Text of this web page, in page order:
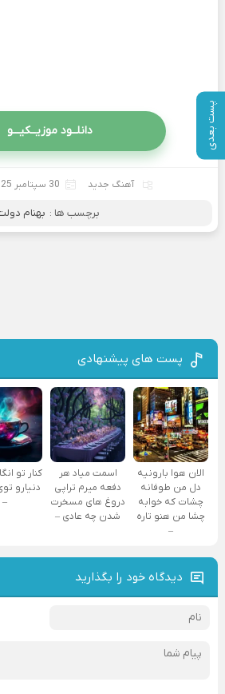
پست بعدی دانلــود موزیــکیـــو
آهنگ جدید 30 سپتامبر 2025
برچسب ها : بهنام
پست های پیشنهادی
الان هوا بارونیه
دل من طوفانه
چشات که خوابه
چشا من هنو تاره
–
اسمت میاد هر
دفعه میرم تراپی
دروغ‌ های مسخرت
شدن چه عادی –
کنار تو
دنیارو
–
دیدگاه خود را بگذارید